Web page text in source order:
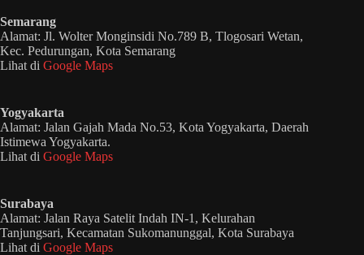
Semarang
Alamat: Jl. Wolter Monginsidi No.789 B, Tlogosari Wetan,
Kec. Pedurungan, Kota Semarang
Lihat di Google Maps
Yogyakarta
Alamat: Jalan Gajah Mada No.53, Kota Yogyakarta, Daerah
Istimewa Yogyakarta.
Lihat di Google Maps
Surabaya
Alamat: Jalan Raya Satelit Indah IN-1, Kelurahan
Tanjungsari, Kecamatan Sukomanunggal, Kota Surabaya
Lihat di Google Maps